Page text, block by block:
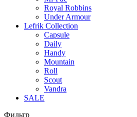
Royal Robbins
Under Armour
Lefrik Collection
Capsule
Daily
Handy
Mountain
Roll
Scout
Vandra
SALE
Фильтр